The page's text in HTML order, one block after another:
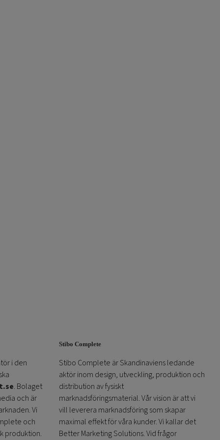
i den
. Bolaget
och är
Vi
och
produktion.
Stibo Complete
Stibo Complete är Skandinaviens ledande
aktör inom design, utveckling, produktion och
distribution av fysiskt
marknadsföringsmaterial. Vår vision är att vi
vill leverera marknadsföring som skapar
maximal effekt för våra kunder. Vi kallar det
Better Marketing Solutions. Vid frågor